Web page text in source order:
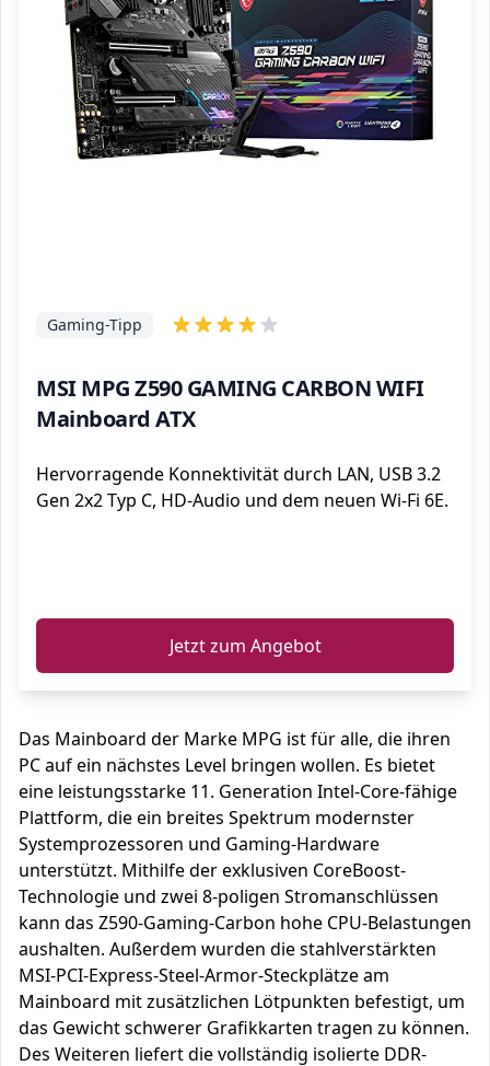
MSI MPG Z590 GAMING CARBON WIFI
Mainboard ATX
Gaming-Tipp
Hervorragende Konnektivität durch LAN, USB 3.2
Gen 2x2 Typ C, HD-Audio und dem neuen Wi-Fi 6E.
Jetzt zum Angebot
Das Mainboard der Marke MPG ist für alle, die ihren
PC auf ein nächstes Level bringen wollen. Es bietet
eine leistungsstarke 11. Generation Intel-Core-fähige
Plattform, die ein breites Spektrum modernster
Systemprozessoren und Gaming-Hardware
unterstützt. Mithilfe der exklusiven CoreBoost-
Technologie und zwei 8-poligen Stromanschlüssen
kann das Z590-Gaming-Carbon hohe CPU-Belastungen
aushalten. Außerdem wurden die stahlverstärkten
MSI-PCI-Express-Steel-Armor-Steckplätze am
Mainboard mit zusätzlichen Lötpunkten befestigt, um
das Gewicht schwerer Grafikkarten tragen zu können.
Des Weiteren liefert die vollständig isolierte DDR-